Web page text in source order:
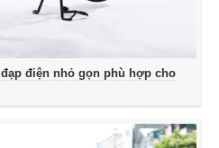
điện nhỏ gọn phù hợp cho